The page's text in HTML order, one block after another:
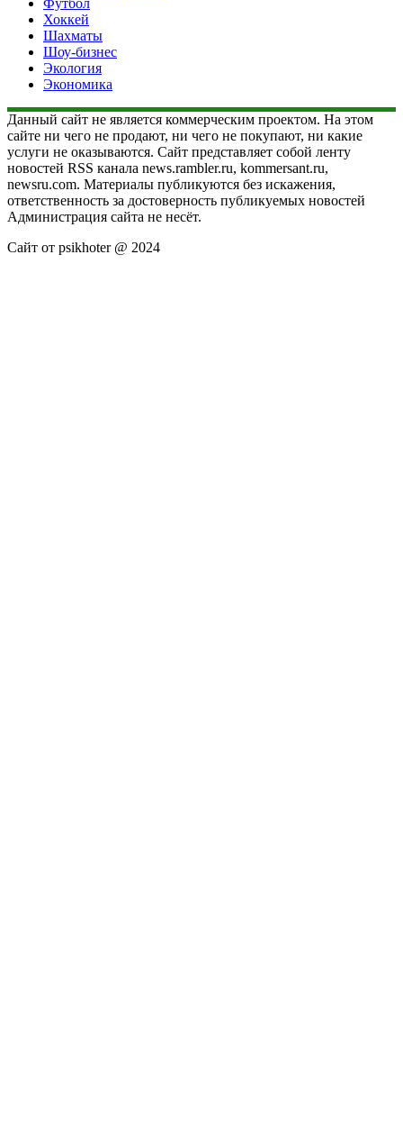
Футбол
Хоккей
Шахматы
Шоу-бизнес
Экология
Экономика
Данный сайт не является коммерческим проектом. На этом
сайте ни чего не продают, ни чего не покупают, ни какие
услуги не оказываются. Сайт представляет собой ленту
новостей RSS канала news.rambler.ru, kommersant.ru,
newsru.com. Материалы публикуются без искажения,
ответственность за достоверность публикуемых новостей
Администрация сайта не несёт.
Сайт от psikhoter @ 2024